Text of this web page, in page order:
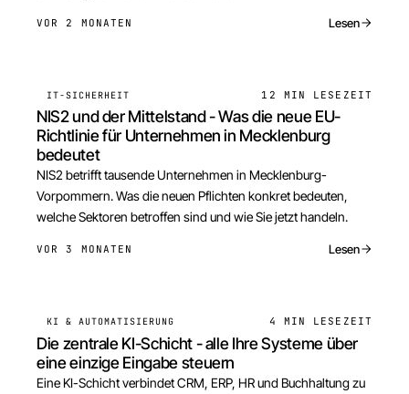
VOR 2 MONATEN Lesen
IT-SICHERHEIT 12 MIN LESEZEIT
NIS2 und der Mittelstand - Was die neue EU-
Richtlinie für Unternehmen in Mecklenburg
bedeutet
NIS2 betrifft tausende Unternehmen in Mecklenburg-
Vorpommern. Was die neuen Pflichten konkret bedeuten,
welche Sektoren betroffen sind und wie Sie jetzt handeln.
VOR 3 MONATEN Lesen
KI & AUTOMATISIERUNG 4 MIN LESEZEIT
Die zentrale KI-Schicht - alle Ihre Systeme über
eine einzige Eingabe steuern
Eine KI-Schicht verbindet CRM, ERP, HR und Buchhaltung zu